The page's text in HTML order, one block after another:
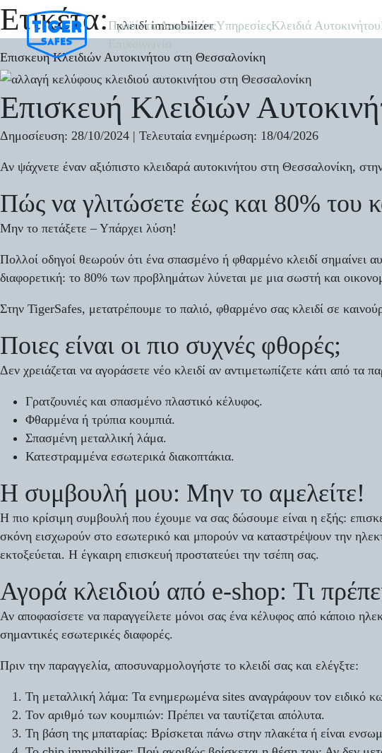
Προϊόντα ΑσφαλείαςΥπηρεσίεςΚλειδιά Αυτοκινήτου
Ετικέτα:κλειδί immobilizer
Επισκευή Κλειδιών Αυτοκινήτου στη Θεσσαλονίκη
Επισκευή Κλειδιών
Δημοσίευση: 28/10/2024 | Τελευταία ενημέρωση: 18/04/2026
Αν ψάχνετε έναν αξιόπιστο κλειδαρά αυτοκινήτου στη Θεσσαλονίκη,
Πώς να γλιτώσετε έως και 80% του
Μην το πετάξετε – Υπάρχει λύση!
Πολλοί οδηγοί θεωρούν ότι ένα σπασμένο ή φθαρμένο κλειδί σημαίνει
διαφορετική: το 80% των προβλημάτων λύνεται με μια σωστή και
Στην TigerSafes, μετατρέπουμε το παλιό, φθαρμένο σας κλειδί σε
Ποιες είναι οι πιο συχνές φθορές;
Δεν χρειάζεται να αγοράσετε νέο κλειδί αν αντιμετωπίζετε κάτι από τα
Γρατζουνιές και σπασμένο πλαστικό κέλυφος.
Φθαρμένα ή τρύπια κουμπιά.
Σπασμένη μεταλλική λάμα.
Κατεστραμμένα εσωτερικά διακοπτάκια.
Η συμβουλή μου: Μην το αμελείτε!
Η πιο κρίσιμη συμβουλή που έχουμε να σας δώσουμε είναι η εξής:
σκόνη εισχωρούν στο εσωτερικό και μπορούν να καταστρέψουν την
εκτοξεύεται. Η έγκαιρη επισκευή προστατεύει την τσέπη σας.
Αγορά κλειδιού από e-shop: Τι
Αν αποφασίσετε να παραγγείλετε μόνοι σας ένα κέλυφος από κάποιο
σημαντικές εσωτερικές διαφορές.
Πριν την παραγγελία, αποσυναρμολογήστε το κλειδί σας και ελέγξτε:
Τη μεταλλική λάμα: Τα ενημερωμένα sites αναγράφουν τον ειδικό
Τον αριθμό των κουμπιών: Πρέπει να ταυτίζεται απόλυτα.
Τη βάση της μπαταρίας: Βρίσκεται πάνω στην πλακέτα ή είναι